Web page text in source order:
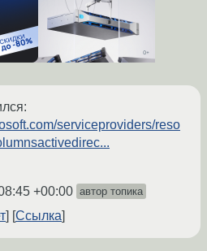
serviceproviders/reso
+00:00 автор топика
Ссылка